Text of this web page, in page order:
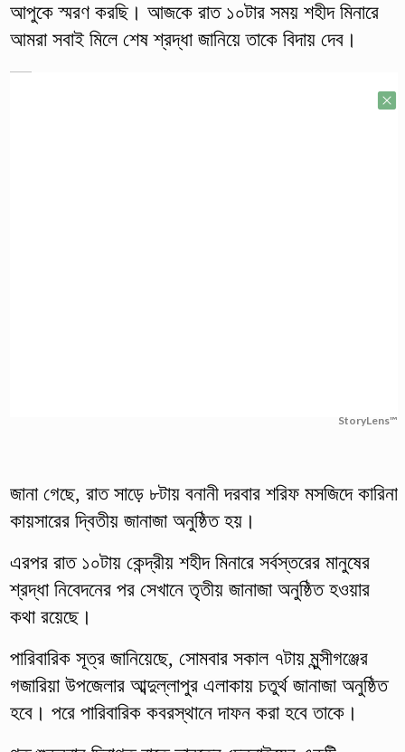
আপুকে স্মরণ করছি। আজকে রাত ১০টার সময় শহীদ মিনারে
আমরা সবাই মিলে শেষ শ্রদ্ধা জানিয়ে তাকে বিদায় দেব।
StoryLens™
জানা গেছে, রাত সাড়ে ৮টায় বনানী দরবার শরিফ মসজিদে কারিনা
কায়সারের দ্বিতীয় জানাজা অনুষ্ঠিত হয়।
এরপর রাত ১০টায় কেন্দ্রীয় শহীদ মিনারে সর্বস্তরের মানুষের
শ্রদ্ধা নিবেদনের পর সেখানে তৃতীয় জানাজা অনুষ্ঠিত হওয়ার
কথা রয়েছে।
পারিবারিক সূত্র জানিয়েছে, সোমবার সকাল ৭টায় মুন্সীগঞ্জের
গজারিয়া উপজেলার আব্দুল্লাপুর এলাকায় চতুর্থ জানাজা অনুষ্ঠিত
হবে। পরে পারিবারিক কবরস্থানে দাফন করা হবে তাকে।